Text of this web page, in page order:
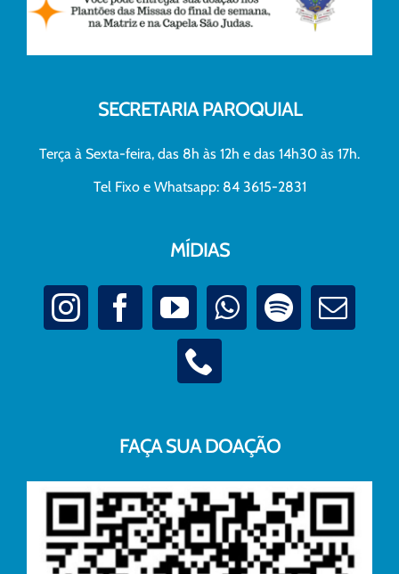
SECRETARIA PAROQUIAL
Terça à Sexta-feira, das 8h às 12h e das 14h30 às 17h.
Tel Fixo e Whatsapp: 84 3615-2831
MÍDIAS
FAÇA SUA DOAÇÃO